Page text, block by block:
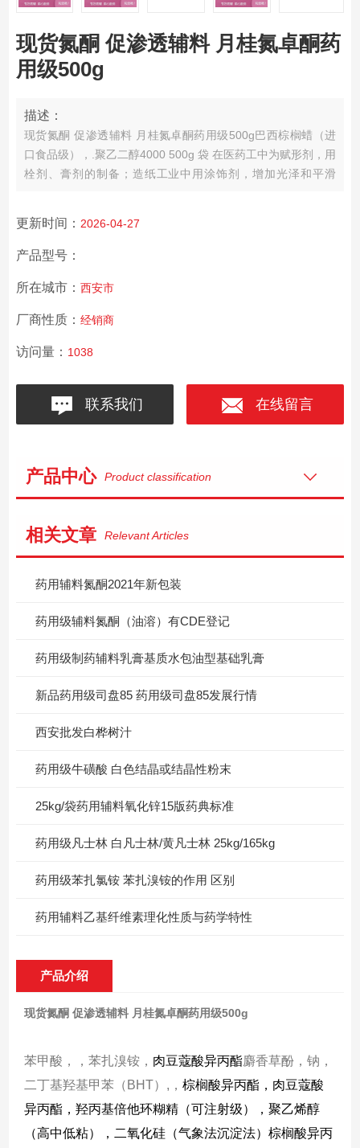
现货氮酮 促渗透辅料 月桂氮卓酮药
用级500g
描述：
现货氮酮 促渗透辅料 月桂氮卓酮药用级500g巴西棕榈蜡（进
口食品级），.聚乙二醇4000 500g 袋 在医药工中为赋形剂，用
栓剂、膏剂的制备；造纸工业中用涂饰剂，增加光泽和平滑
更新时间： 2026-04-27
产品型号：
所在城市： 西安市
厂商性质： 经销商
访问量： 1038
联系我们 在线留言
产品中心 Product classification
相关文章 Relevant Articles
药用辅料氮酮2021年新包装
药用级辅料氮酮（油溶）有CDE登记
药用级制药辅料乳膏基质水包油型基础乳膏
新品药用级司盘85 药用级司盘85发展行情
西安批发白桦树汁
药用级牛磺酸 白色结晶或结晶性粉末
25kg/袋药用辅料氧化锌15版药典标准
药用级凡士林 白凡士林/黄凡士林 25kg/165kg
药用级苯扎氯铵 苯扎溴铵的作用 区别
药用辅料乙基纤维素理化性质与药学特性
产品介绍
现货氮酮 促渗透辅料 月桂氮卓酮药用级500g
苯甲酸，，苯扎溴铵， 肉豆蔻酸异丙酯麝香草酚，钠，
二丁基羟基甲苯（ BHT） , ， 棕榈酸异丙酯，肉豆蔻酸
异丙酯，羟丙基倍他环糊精（可注射级），聚乙烯醇
（高中低粘），二氧化硅（气象法沉淀法）棕榈酸异丙